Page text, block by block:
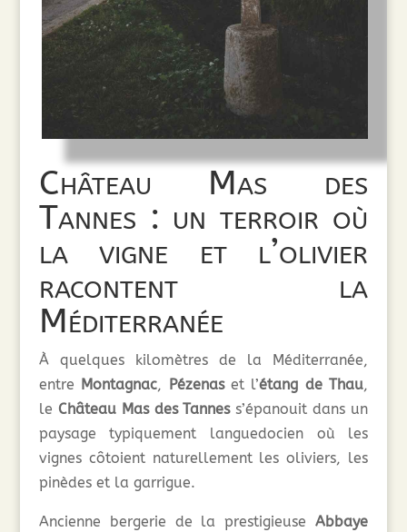
Château Mas des
Tannes : un terroir où
la vigne et l’olivier
racontent la
Méditerranée
À quelques kilomètres de la Méditerranée,
entre Montagnac, Pézenaset l’étang de Thau,
le Château Mas des Tanness’épanouit dans un
paysage typiquement languedocien où les
vignes côtoient naturellement les oliviers, les
pinèdes et la garrigue.
Ancienne bergerie de la prestigieuseAbbaye